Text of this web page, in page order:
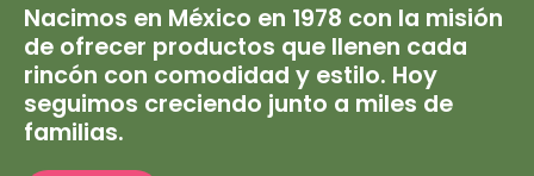
Nacimos en México en 1978 con la misión
de ofrecer productos que llenen cada
rincón con comodidad y estilo. Hoy
seguimos creciendo junto a miles de
familias.